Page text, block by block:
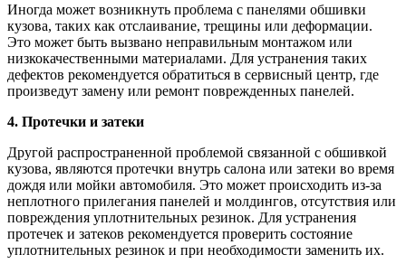
Иногда может возникнуть проблема с панелями обшивки
кузова, таких как отслаивание, трещины или деформации.
Это может быть вызвано неправильным монтажом или
низкокачественными материалами. Для устранения таких
дефектов рекомендуется обратиться в сервисный центр, где
произведут замену или ремонт поврежденных панелей.
4. Протечки и затеки
Другой распространенной проблемой связанной с обшивкой
кузова, являются протечки внутрь салона или затеки во время
дождя или мойки автомобиля. Это может происходить из-за
неплотного прилегания панелей и молдингов, отсутствия или
повреждения уплотнительных резинок. Для устранения
протечек и затеков рекомендуется проверить состояние
уплотнительных резинок и при необходимости заменить их.